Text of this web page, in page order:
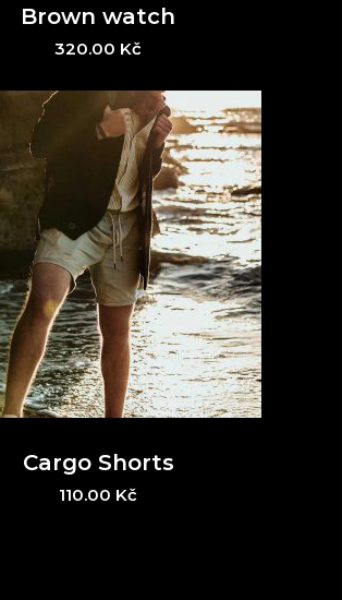
Brown watch
320.00 Kč
Cargo Shorts
110.00 Kč